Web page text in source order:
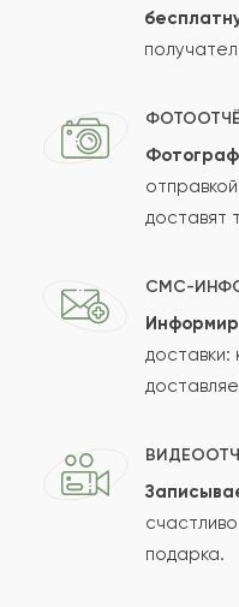
Отзыв
Сколько будет
Отзыв будет
Проверяем на спам.
доставят
СМС-
доставки:
подарка.